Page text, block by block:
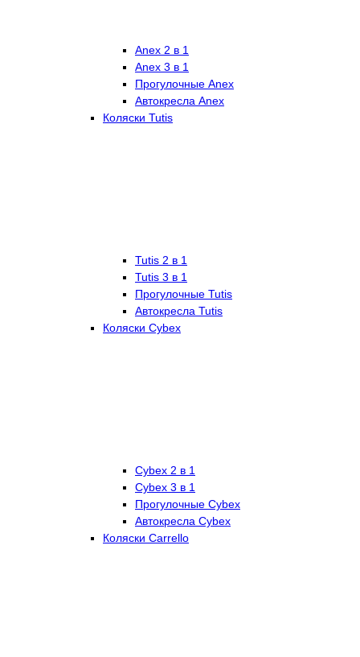
Anex 2 в 1
Anex 3 в 1
Прогулочные Anex
Автокресла Anex
Коляски Tutis
Tutis 2 в 1
Tutis 3 в 1
Прогулочные Tutis
Автокресла Tutis
Коляски Cybex
Cybex 2 в 1
Cybex 3 в 1
Прогулочные Cybex
Автокресла Cybex
Коляски Carrello